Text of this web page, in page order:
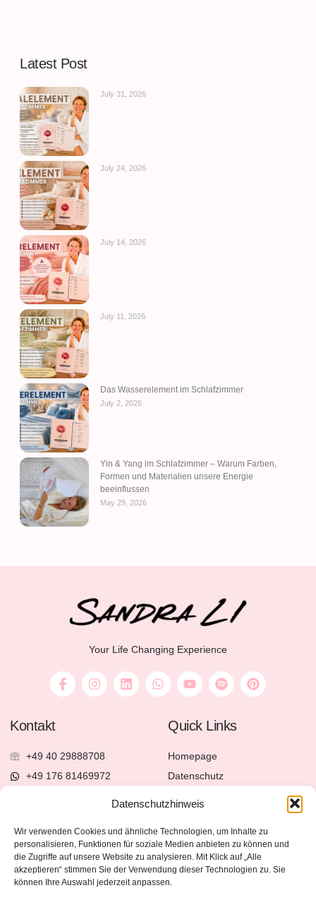
Datenschutzhinweis
Wir verwenden Cookies und ähnliche Technologien, um Inhalte zu
personalisieren, Funktionen für soziale Medien anbieten zu können und
die Zugriffe auf unsere Website zu analysieren. Mit Klick auf „Alle
akzeptieren“ stimmen Sie der Verwendung dieser Technologien zu. Sie
können Ihre Auswahl jederzeit anpassen.
Latest Post
July 31, 2026
July 24, 2026
July 14, 2026
July 11, 2026
Das Wasserelement im Schlafzimmer
July 2, 2026
Yin & Yang im Schlafzimmer – Warum Farben,
Formen und Materialien unsere Energie
beeinflussen
May 29, 2026
Your Life Changing Experience
Kontakt
+49 40 29888708
+49 176 81469972
Quick Links
Homepage
Datenschutz
Möchten Sie liebevolle Impulse erhalten?
Jetzt kostenlos Newsletter für Feng Shui Online erhalten.